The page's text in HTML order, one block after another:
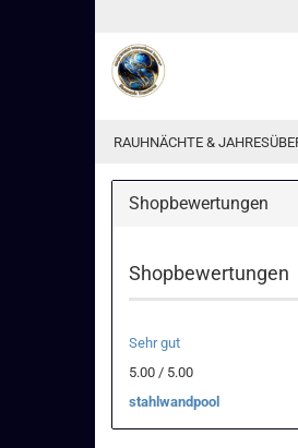
RAUHNÄCHTE &
Shopbewertungen
Shopbewertungen
Sehr gut
5.00 / 5.00
stahlwandpool